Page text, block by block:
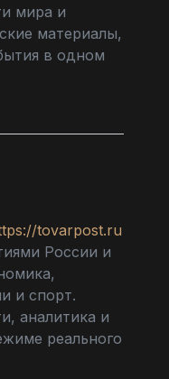
мира и
материалы,
в одном
tovarpost.ru
России и
и спорт.
аналитика и
реального